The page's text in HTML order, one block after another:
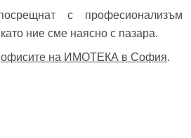
Вход
с професионализъм
ние сме наясно с пазара.
офисите на ИМОТЕКА в София.